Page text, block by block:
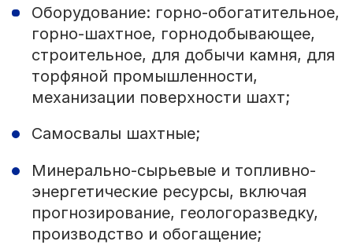
Оборудование: горно-обогатительное,
горно-шахтное, горнодобывающее,
строительное, для добычи камня, для
торфяной промышленности,
механизации поверхности шахт;
Самосвалы шахтные;
Минерально-сырьевые и топливно-
энергетические ресурсы, включая
прогнозирование, геологоразведку,
производство и обогащение;